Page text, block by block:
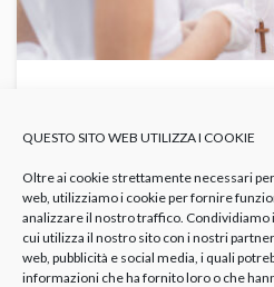
QUESTO SITO WEB UTILIZZA I COOKIE
Oltre ai cookie strettamente necessari
web, utilizziamo i cookie per fornire
analizzare il nostro traffico.
cui utilizza il nostro sito con i nostri
web, pubblicità e social media, i quali
informazioni che ha fornito loro o che
PER ACCOMPAGNARE
Cresimandi
Si avvicina il periodo dell’anno
appuntamenti dei prossimi mesi
quello...